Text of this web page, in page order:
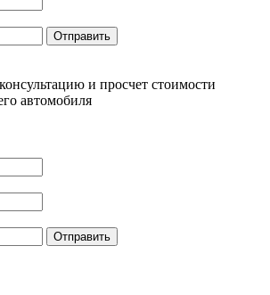
Отправить
и просчет стоимости
автомобиля
Отправить